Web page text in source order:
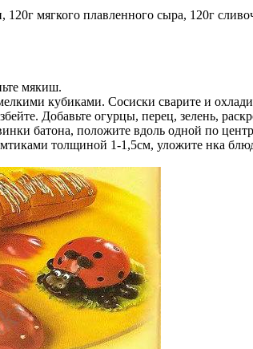
120г мягкого плавленного сыра, 120г
мякиш.
кубиками. Сосиски сварите и
Добавьте огурцы, перец, зелень,
батона, положите вдоль одной по
толщиной 1-1,5см, уложите нка